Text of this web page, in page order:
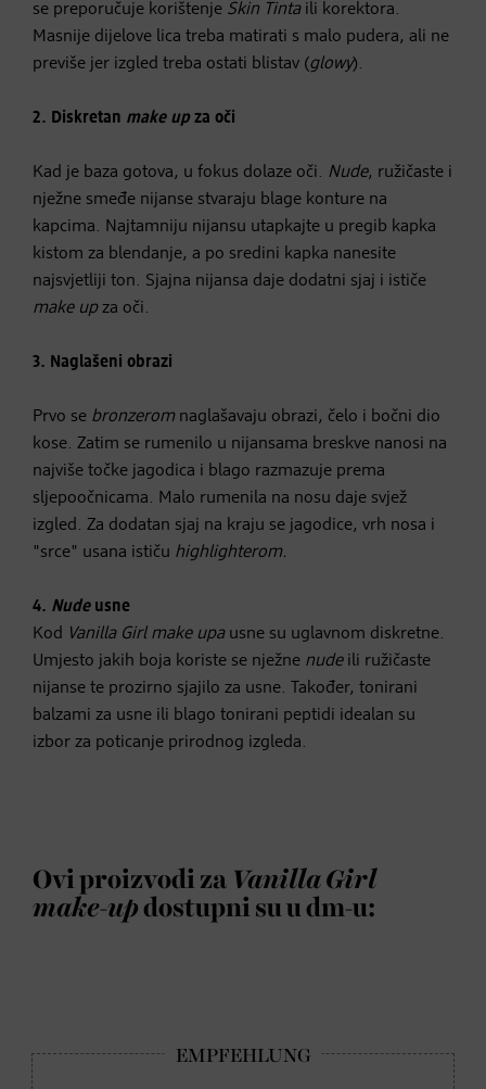
se preporučuje korištenje Skin Tintaili korektora.
Masnije dijelove lica treba matirati s malo pudera, ali ne
previše jer izgled treba ostati blistav (glowy).
2. Diskretan make up za oči
Kad je baza gotova, u fokus dolaze oči. Nude, ružičaste i
nježne smeđe nijanse stvaraju blage konture na
kapcima. Najtamniju nijansu utapkajte u pregib kapka
kistom za blendanje, a po sredini kapka nanesite
najsvjetliji ton. Sjajna nijansa daje dodatni sjaj i ističe
make upza oči.
3. Naglašeni obrazi
Prvo se bronzeromnaglašavaju obrazi, čelo i bočni dio
kose. Zatim se rumenilo u nijansama breskve nanosi na
najviše točke jagodica i blago razmazuje prema
sljepoočnicama. Malo rumenila na nosu daje svjež
izgled. Za dodatan sjaj na kraju se jagodice, vrh nosa i
"srce" usana ističu highlighterom.
4. Nudeusne
Kod Vanilla Girl make upausne su uglavnom diskretne.
Umjesto jakih boja koriste se nježne nudeili ružičaste
nijanse te prozirno sjajilo za usne. Također, tonirani
balzami za usne ili blago tonirani peptidi idealan su
izbor za poticanje prirodnog izgleda.
Ovi proizvodi za Vanilla Girl
make-up dostupni su u dm-u: